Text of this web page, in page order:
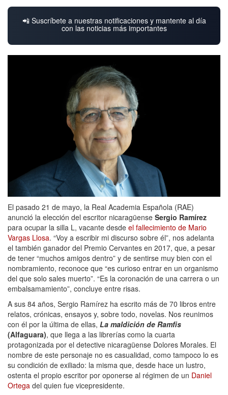
📲 Suscríbete a nuestras notificaciones y mantente al día
con las noticias más importantes
El pasado 21 de mayo, la Real Academia Española (RAE)
anunció la elección del escritor nicaragüense Sergio Ramírez
para ocupar la silla L, vacante desde el fallecimiento de Mario
Vargas Llosa. “Voy a escribir mi discurso sobre él”, nos adelanta
el también ganador del Premio Cervantes en 2017, que, a pesar
de tener “muchos amigos dentro” y de sentirse muy bien con el
nombramiento, reconoce que “es curioso entrar en un organismo
del que solo sales muerto”. “Es la coronación de una carrera o un
embalsamamiento”, concluye entre risas.
A sus 84 años, Sergio Ramírez ha escrito más de 70 libros entre
relatos, crónicas, ensayos y, sobre todo, novelas. Nos reunimos
con él por la última de ellas, La maldición de Ramfis
(Alfaguara), que llega a las librerías como la cuarta
protagonizada por el detective nicaragüense Dolores Morales. El
nombre de este personaje no es casualidad, como tampoco lo es
su condición de exiliado: la misma que, desde hace un lustro,
ostenta el propio escritor por oponerse al régimen de un Daniel
Ortega del quien fue vicepresidente.